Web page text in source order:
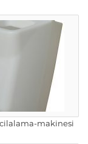
makinesi